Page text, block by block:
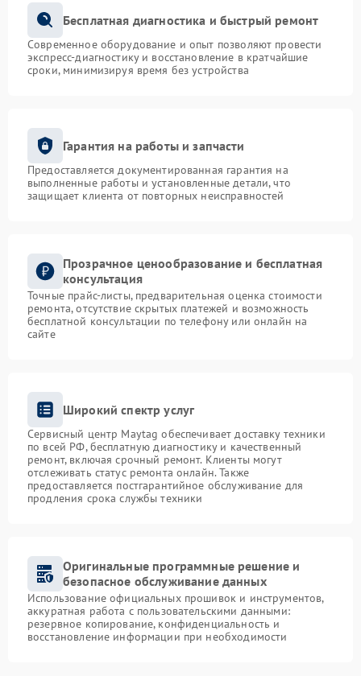
Бесплатная диагностика и быстрый ремонт
Современное оборудование и опыт позволяют провести
экспресс-диагностику и восстановление в кратчайшие
сроки, минимизируя время без устройства
Гарантия на работы и запчасти
Предоставляется документированная гарантия на
выполненные работы и установленные детали, что
защищает клиента от повторных неисправностей
Прозрачное ценообразование и бесплатная
консультация
Точные прайс-листы, предварительная оценка стоимости
ремонта, отсутствие скрытых платежей и возможность
бесплатной консультации по телефону или онлайн на
сайте
Широкий спектр услуг
Сервисный центр Maytag обеспечивает доставку техники
по всей РФ, бесплатную диагностику и качественный
ремонт, включая срочный ремонт. Клиенты могут
отслеживать статус ремонта онлайн. Также
предоставляется постгарантийное обслуживание для
продления срока службы техники
Оригинальные программные решение и
безопасное обслуживание данных
Использование официальных прошивок и инструментов,
аккуратная работа с пользовательскими данными:
резервное копирование, конфиденциальность и
восстановление информации при необходимости